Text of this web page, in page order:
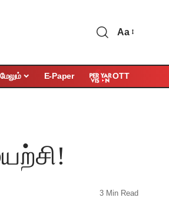
Aa
மேலும் E-Paper OTT
3 Min Read